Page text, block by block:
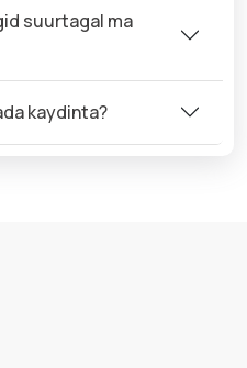
suurtagal ma
kaydinta?